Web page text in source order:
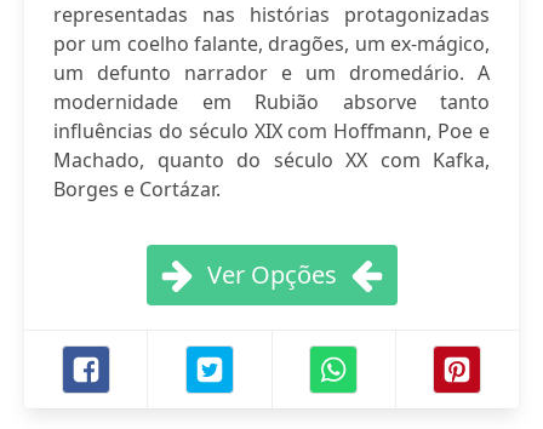
representadas nas histórias protagonizadas
por um coelho falante, dragões, um ex-mágico,
um defunto narrador e um dromedário. A
modernidade em Rubião absorve tanto
influências do século XIX com Hoffmann, Poe e
Machado, quanto do século XX com Kafka,
Borges e Cortázar.
Ver Opções